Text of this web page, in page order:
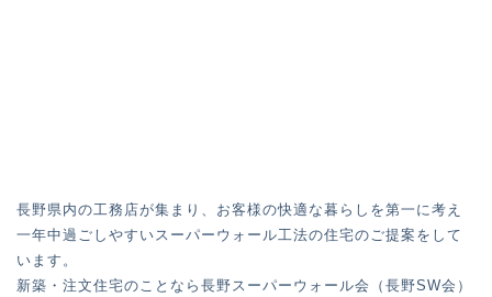
長野県内の工務店が集まり、お客様の快適な暮らしを第一に考え
一年中過ごしやすいスーパーウォール工法の住宅のご提案をして
います。
新築・注文住宅のことなら長野スーパーウォール会（長野SW会）